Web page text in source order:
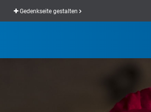
Gedenkseite gestalten